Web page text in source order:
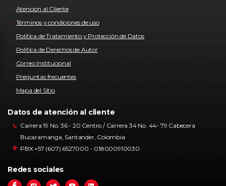
Atencion al Cliente
Términos y condiciones de uso
Política de Tratamiento y Protección de Datos
Política de Derechos de Autor
Correo Institucional
Preguntas frecuentes
Mapa del Sitio
Datos de atención al cliente
Carrera 19 No. 36 - 20 Centro / Carrera 34 No. 44- 79 Cabecera
Bucaramanga, Santander, Colombia
PBX +57 (607) 6527000 - 018000910030
Redes sociales